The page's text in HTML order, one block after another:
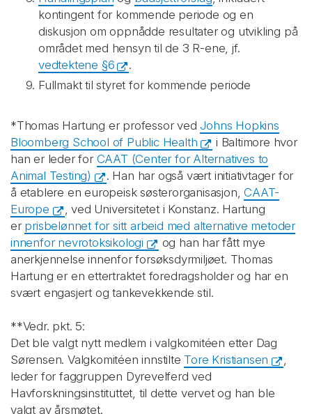
kontingent for kommende periode og en
diskusjon om oppnådde resultater og utvikling på
området med hensyn til de 3 R-ene, jf.
vedtektene §6
.
Fullmakt til styret for kommende periode
*Thomas Hartung er professor vedJohns Hopkins
Bloomberg School of Public Health
i Baltimore hvor
han er leder for CAAT (Center for Alternatives to
Animal Testing)
. Han har også vært initiativtager for
å etablere en europeisk søsterorganisasjon,CAAT-
Europe
, ved Universitetet i Konstanz. Hartung
er prisbelønnet for sitt arbeid med alternative metoder
innenfor nevrotoksikologi
og han har fått mye
anerkjennelse innenfor forsøksdyrmiljøet. Thomas
Hartung er en ettertraktet foredragsholder og har en
svært engasjert og tankevekkende stil.
**Vedr. pkt. 5:
Det ble valgt nytt medlem i valgkomitéen etter Dag
Sørensen. Valgkomitéen innstilte Tore Kristiansen
,
leder for faggruppen Dyrevelferd ved
Havforskningsinstituttet, til dette vervet og han ble
valgt av årsmøtet.